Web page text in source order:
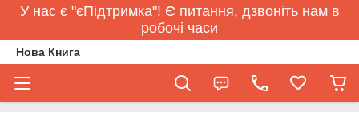
У нас є "єПідтримка"! Є питання, дзвоніть нам в
робочі часи
Нова Книга